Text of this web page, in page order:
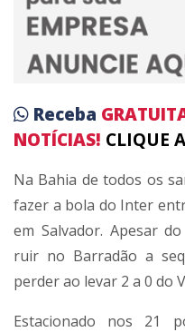
Receba
NOTÍCIAS! CLIQUE
Na Bahia de todos os
fazer a bola do Inter
em Salvador. Apesar
ruir no Barradão a
perder ao levar 2 a 0 do
Estacionado nos 21